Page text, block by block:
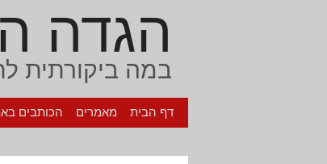
הגדה
במה ביקורתית
דף הבית מאמרים הכותבים